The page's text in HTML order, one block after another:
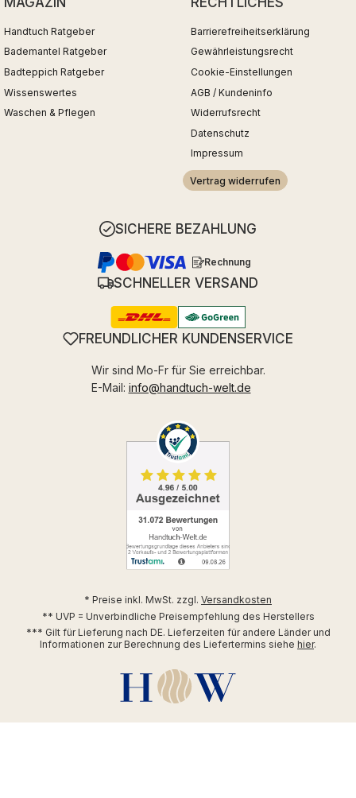
Handtuch Ratgeber
Bademantel Ratgeber
Badteppich Ratgeber
Wissenswertes
Waschen & Pflegen
Barrierefreiheitserklärung
Gewährleistungsrecht
Cookie-Einstellungen
AGB / Kundeninfo
Widerrufsrecht
Datenschutz
Impressum
Vertrag widerrufen
SICHERE BEZAHLUNG
Rechnung
SCHNELLER VERSAND
FREUNDLICHER KUNDENSERVICE
Wir sind Mo-Fr für Sie erreichbar.
E-Mail: info@handtuch-welt.de
* Preise inkl. MwSt. zzgl. Versandkosten
** UVP = Unverbindliche Preisempfehlung des Herstellers
*** Gilt für Lieferung nach DE. Lieferzeiten für andere Länder und
Informationen zur Berechnung des Liefertermins siehe hier.